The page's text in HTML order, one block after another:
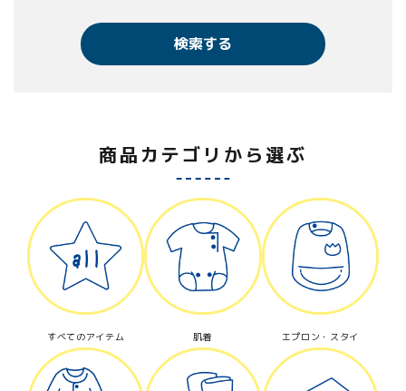
検索する
カテゴリー
検索する
商品カテゴリから選ぶ
すべてのアイテム 肌着 エプロン・スタイ